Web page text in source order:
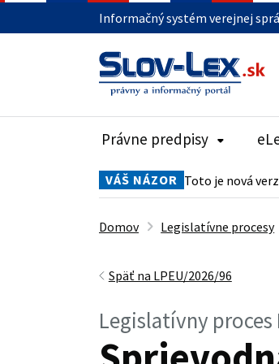
Informačný systém verejnej
Právne predpisy
VÁŠ NÁZOR Toto je nová